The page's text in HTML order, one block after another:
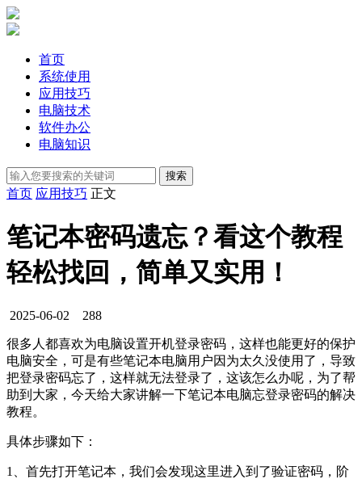
首页
系统使用
应用技巧
电脑技术
软件办公
电脑知识
首页 应用技巧 正文
笔记本密码遗忘？看这个教程
轻松找回，简单又实用！
2025-06-02 288
很多人都喜欢为电脑设置开机登录密码，这样也能更好的保护
电脑安全，可是有些笔记本电脑用户因为太久没使用了，导致
把登录密码忘了，这样就无法登录了，这该怎么办呢，为了帮
助到大家，今天给大家讲解一下笔记本电脑忘登录密码的解决
教程。
具体步骤如下：
1、首先打开笔记本，我们会发现这里进入到了验证密码，阶